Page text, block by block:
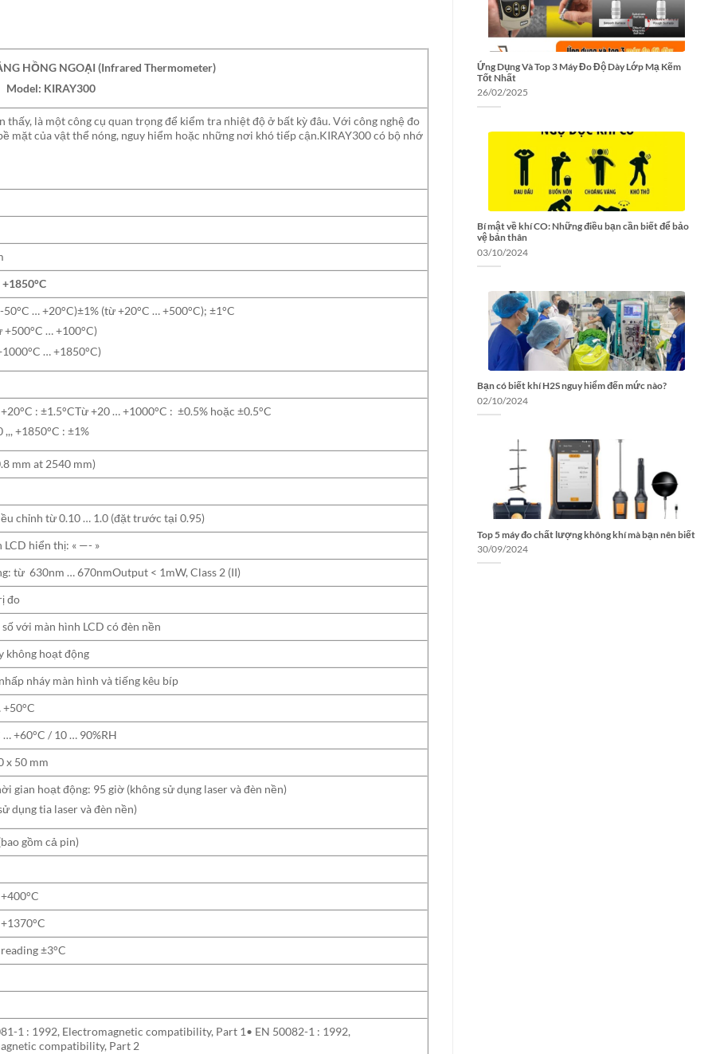
HỒNG NGOẠI (Infrared Thermometer)
Model: KIRAY300
là một công cụ quan trọng để kiểm tra nhiệt độ ở bất kỳ đâu. Với công nghệ đo
mặt của vật thể nóng, nguy hiểm hoặc những nơi khó tiếp cận.KIRAY300 có bộ nhớ
50°C … +20°C)±1% (từ +20°C … +500°C); ±1°C
+500°C … +100°C)
… +1850°C)
: ±1.5°CTừ +20 … +1000°C : ±0.5% hoặc ±0.5°C
,,, +1850°C : ±1%
mm at 2540 mm)
chỉnh từ 0.10 … 1.0 (đặt trước tại 0.95)
LCD hiển thị: « —- »
từ 630nm … 670nmOutput < 1mW, Class 2 (II)
đo
số với màn hình LCD có đèn nền
không hoạt động
nháy màn hình và tiếng kêu bíp
… +60°C / 10 … 90%RH
x 50 mm
gian hoạt động: 95 giờ (không sử dụng laser và đèn nền)
dụng tia laser và đèn nền)
gồm cả pin)
±3°C
1 : 1992, Electromagnetic compatibility, Part 1• EN 50082-1 : 1992,
compatibility, Part 2
Ứng Dụng Và Top 3 Máy Đo Độ Dày Lớp Mạ Kẽm
Tốt Nhất
26/02/2025
Bí mật về khí CO: Những điều bạn cần biết để bảo
vệ bản thân
03/10/2024
Bạn có biết khí H2S nguy hiểm đến mức nào?
02/10/2024
Top 5 máy đo chất lượng không khí mà bạn nên biết
30/09/2024